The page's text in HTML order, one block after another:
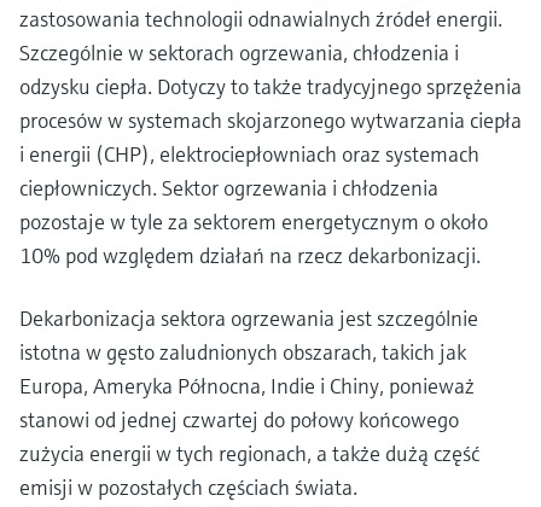
zastosowania technologii odnawialnych źródeł energii.
Szczególnie w sektorach ogrzewania, chłodzenia i
odzysku ciepła. Dotyczy to także tradycyjnego sprzężenia
procesów w systemach skojarzonego wytwarzania ciepła
i energii (CHP), elektrociepłowniach oraz systemach
ciepłowniczych. Sektor ogrzewania i chłodzenia
pozostaje w tyle za sektorem energetycznym o około
10% pod względem działań na rzecz dekarbonizacji.
Dekarbonizacja sektora ogrzewania jest szczególnie
istotna w gęsto zaludnionych obszarach, takich jak
Europa, Ameryka Północna, Indie i Chiny, ponieważ
stanowi od jednej czwartej do połowy końcowego
zużycia energii w tych regionach, a także dużą część
emisji w pozostałych częściach świata.